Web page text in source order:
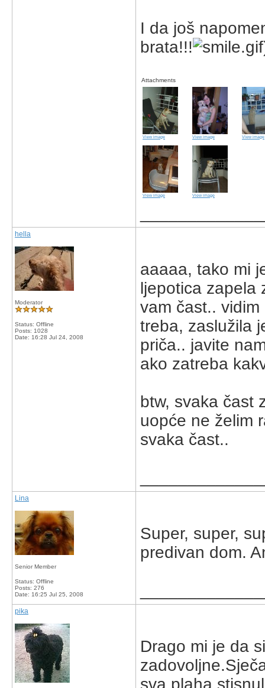
I da još
brata!!!
Attachments
View image View image View image
View image View image
hella
Moderator
Status: Offline
Posts: 1028
Date: 16:28 Jul 24, 2008
aaaaa, tako mi
ljepotica zapela
vam čast..
treba, zaslužila
priča.. javite
ako zatreba
btw, svaka čast
uopće ne želim
svaka čast..
Lina
Senior Member
Status: Offline
Posts: 276
Date: 16:25 Jul 25, 2008
Super, super,
predivan dom.
pika
Drago mi je da
sva plaha